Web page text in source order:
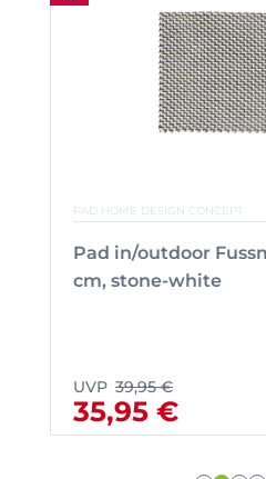
PAD HOME DESIGN CONCEPT
Pad in/outdoor
cm, stone-white
UVP 39,95 €
35,95 €